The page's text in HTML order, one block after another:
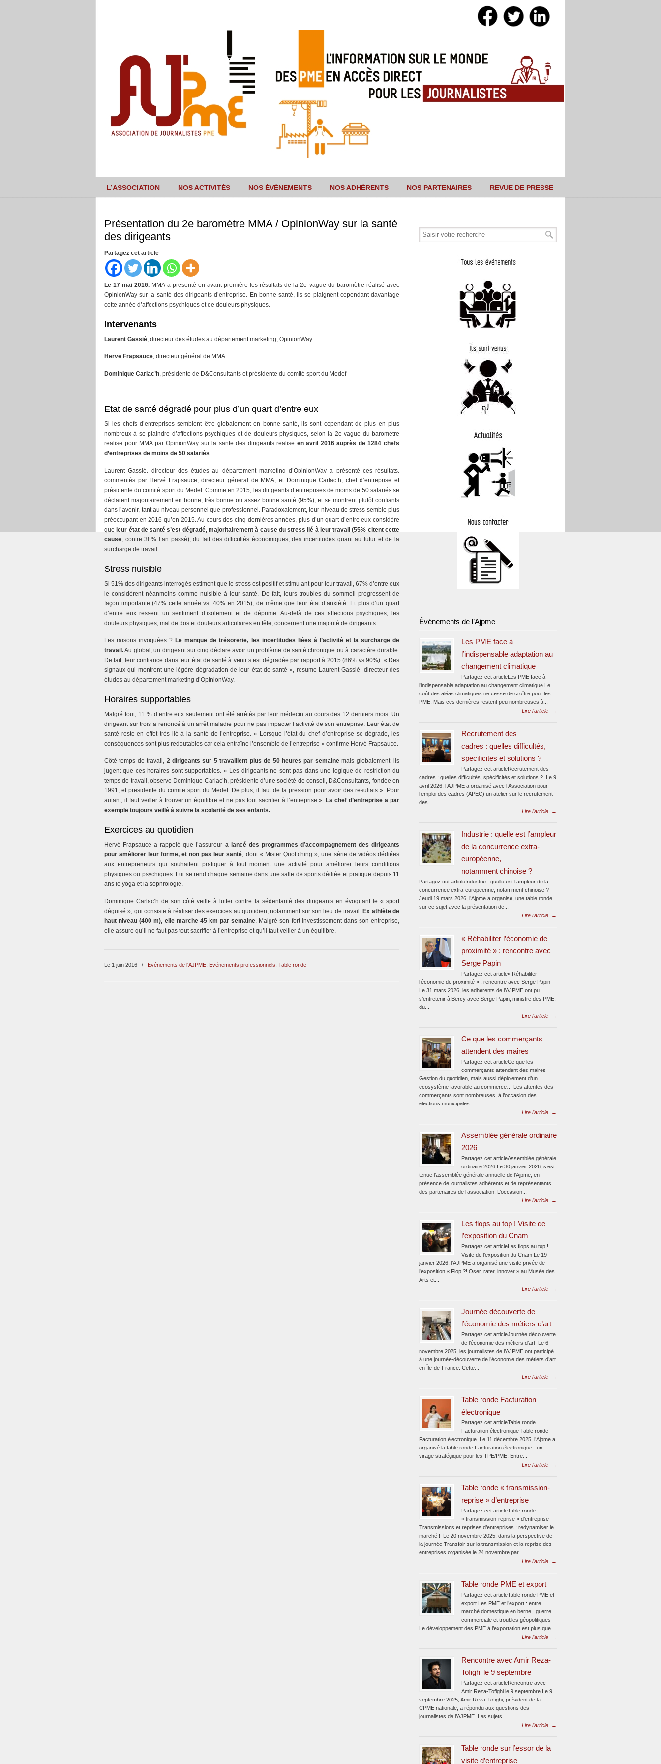
L’ASSOCIATION NOS ACTIVITÉS NOS ÉVÉNEMENTS NOS ADHÉRENTS NOS PARTENAIRES REVUE DE PRESSE
Présentation du 2e baromètre MMA / OpinionWay sur la santé
des dirigeants
Partagez cet article
Le 17 mai 2016. MMA a présenté en avant-première les résultats de la 2e vague du baromètre réalisé avec
OpinionWay sur la santé des dirigeants d’entreprise. En bonne santé, ils se plaignent cependant davantage
cette année d’affections psychiques et de douleurs physiques.
Intervenants
Laurent Gassié, directeur des études au département marketing, OpinionWay
Hervé Frapsauce, directeur général de MMA
Dominique Carlac’h, présidente de D&Consultants et présidente du comité sport du Medef
Etat de santé dégradé pour plus d’un quart d’entre eux
Si les chefs d’entreprises semblent être globalement en bonne santé, ils sont cependant de plus en plus
nombreux à se plaindre d’affections psychiques et de douleurs physiques, selon la 2e vague du baromètre
réalisé pour MMA par OpinionWay sur la santé des dirigeants réalisé en avril 2016 auprès de 1284 chefs
d’entreprises de moins de 50 salariés.
Laurent Gassié, directeur des études au département marketing d’OpinionWay a présenté ces résultats,
commentés par Hervé Frapsauce, directeur général de MMA, et Dominique Carlac’h, chef d’entreprise et
présidente du comité sport du Medef. Comme en 2015, les dirigeants d’entreprises de moins de 50 salariés se
déclarent majoritairement en bonne, très bonne ou assez bonne santé (95%), et se montrent plutôt confiants
dans l’avenir, tant au niveau personnel que professionnel. Paradoxalement, leur niveau de stress semble plus
préoccupant en 2016 qu’en 2015. Au cours des cinq dernières années, plus d’un quart d’entre eux considère
que leur état de santé s’est dégradé, majoritairement à cause du stress lié à leur travail (55% citent cette
cause, contre 38% l’an passé), du fait des difficultés économiques, des incertitudes quant au futur et de la
surcharge de travail.
Stress nuisible
Si 51% des dirigeants interrogés estiment que le stress est positif et stimulant pour leur travail, 67% d’entre eux
le considèrent néanmoins comme nuisible à leur santé. De fait, leurs troubles du sommeil progressent de
façon importante (47% cette année vs. 40% en 2015), de même que leur état d’anxiété. Et plus d’un quart
d’entre eux ressent un sentiment d’isolement et de déprime. Au-delà de ces affections psychiques, les
douleurs physiques, mal de dos et douleurs articulaires en tête, concernent une majorité de dirigeants.
Les raisons invoquées ? Le manque de trésorerie, les incertitudes liées à l’activité et la surcharge de
travail.Au global, un dirigeant sur cinq déclare avoir un problème de santé chronique ou à caractère durable.
De fait, leur confiance dans leur état de santé à venir s’est dégradée par rapport à 2015 (86% vs 90%). « Des
signaux qui montrent une légère dégradation de leur état de santé », résume Laurent Gassié, directeur des
études au département marketing d’OpinionWay.
Horaires supportables
Malgré tout, 11 % d’entre eux seulement ont été arrêtés par leur médecin au cours des 12 derniers mois. Un
dirigeant sur trois a renoncé à un arrêt maladie pour ne pas impacter l’activité de son entreprise. Leur état de
santé reste en effet très lié à la santé de l’entreprise. « Lorsque l’état du chef d’entreprise se dégrade, les
conséquences sont plus redoutables car cela entraîne l’ensemble de l’entreprise » confirme Hervé Frapsauce.
Côté temps de travail, 2 dirigeants sur 5 travaillent plus de 50 heures par semainemais globalement, ils
jugent que ces horaires sont supportables. « Les dirigeants ne sont pas dans une logique de restriction du
temps de travail, observe Dominique Carlac’h, présidente d’une société de conseil, D&Consultants, fondée en
1991, et présidente du comité sport du Medef. De plus, il faut de la pression pour avoir des résultats ». Pour
autant, il faut veiller à trouver un équilibre et ne pas tout sacrifier à l’entreprise ». La chef d’entreprise a par
exemple toujours veillé à suivre la scolarité de ses enfants.
Exercices au quotidien
Hervé Frapsauce a rappelé que l’assureur a lancé des programmes d’accompagnement des dirigeants
pour améliorer leur forme, et non pas leur santé, dont « Mister Quot’ching », une série de vidéos dédiées
aux entrepreneurs qui souhaitent pratiquer à tout moment une activité pour améliorer leurs conditions
physiques ou psychiques. Lui se rend chaque semaine dans une salle de sports dédiée et pratique depuis 11
ans le yoga et la sophrologie.
Dominique Carlac’h de son côté veille à lutter contre la sédentarité des dirigeants en évoquant le « sport
déguisé », qui consiste à réaliser des exercices au quotidien, notamment sur son lieu de travail. Ex athlète de
haut niveau (400 m), elle marche 45 km par semaine. Malgré son fort investissement dans son entreprise,
elle assure qu’il ne faut pas tout sacrifier à l’entreprise et qu’il faut veiller à un équilibre.
Le 1 juin 2016 / Evénements de l'AJPME Evénements professionnels Table ronde
Événements de l’Ajpme
Les PME face à
l’indispensable adaptation au
changement climatique
Partagez cet articleLes PME face à
l’indispensable adaptation au changement climatique Le
coût des aléas climatiques ne cesse de croître pour les
PME. Mais ces dernières restent peu nombreuses à...
Lire l'article
→
Recrutement des
cadres : quelles difficultés,
spécificités et solutions ?
Partagez cet articleRecrutement des
cadres : quelles difficultés, spécificités et solutions ? Le 9
avril 2026, l’AJPME a organisé avec l’Association pour
l’emploi des cadres (APEC) un atelier sur le recrutement
des...
Lire l'article
→
Industrie : quelle est l’ampleur
de la concurrence extra-
européenne,
notamment chinoise ?
Partagez cet articleIndustrie : quelle est l’ampleur de la
concurrence extra-européenne, notamment chinoise ?
Jeudi 19 mars 2026, l’Ajpme a organisé, une table ronde
sur ce sujet avec la présentation de...
Lire l'article
→
« Réhabiliter l’économie de
proximité » : rencontre avec
Serge Papin
Partagez cet article« Réhabiliter
l’économie de proximité » : rencontre avec Serge Papin
Le 31 mars 2026, les adhérents de l’AJPME ont pu
s’entretenir à Bercy avec Serge Papin, ministre des PME,
du...
Lire l'article
→
Ce que les commerçants
attendent des maires
Partagez cet articleCe que les
commerçants attendent des maires
Gestion du quotidien, mais aussi déploiement d’un
écosystème favorable au commerce… Les attentes des
commerçants sont nombreuses, à l’occasion des
élections municipales...
Lire l'article
→
Assemblée générale ordinaire
2026
Partagez cet articleAssemblée générale
ordinaire 2026 Le 30 janvier 2026, s’est
tenue l’assemblée générale annuelle de l’Ajpme, en
présence de journalistes adhérents et de représentants
des partenaires de l’association. L’occasion...
Lire l'article
→
Les flops au top ! Visite de
l’exposition du Cnam
Partagez cet articleLes flops au top !
Visite de l’exposition du Cnam Le 19
janvier 2026, l’AJPME a organisé une visite privée de
l’exposition « Flop ?! Oser, rater, innover » au Musée des
Arts et...
Lire l'article
→
Journée découverte de
l’économie des métiers d’art
Partagez cet articleJournée découverte
de l’économie des métiers d’art Le 6
novembre 2025, les journalistes de l’AJPME ont participé
à une journée-découverte de l’économie des métiers d’art
en Île-de-France. Cette...
Lire l'article
→
Table ronde Facturation
électronique
Partagez cet articleTable ronde
Facturation électronique Table ronde
Facturation électronique Le 11 décembre 2025, l’Ajpme a
organisé la table ronde Facturation électronique : un
virage stratégique pour les TPE/PME. Entre...
Lire l'article
→
Table ronde « transmission-
reprise » d’entreprise
Partagez cet articleTable ronde
« transmission-reprise » d’entreprise
Transmissions et reprises d’entreprises : redynamiser le
marché ! Le 20 novembre 2025, dans la perspective de
la journée Transfair sur la transmission et la reprise des
entreprises organisée le 24 novembre par...
Lire l'article
→
Table ronde PME et export
Partagez cet articleTable ronde PME et
export Les PME et l’export : entre
marché domestique en berne, guerre
commerciale et troubles géopolitiques
Le développement des PME à l’exportation est plus que...
Lire l'article
→
Rencontre avec Amir Reza-
Tofighi le 9 septembre
Partagez cet articleRencontre avec
Amir Reza-Tofighi le 9 septembre Le 9
septembre 2025, Amir Reza-Tofighi, président de la
CPME nationale, a répondu aux questions des
journalistes de l’AJPME. Les sujets...
Lire l'article
→
Table ronde sur l’essor de la
visite d’entreprise